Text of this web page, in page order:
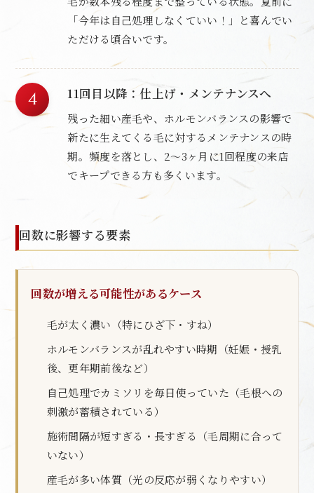
「今年は自己処理しなくていい！」と喜んでい
ただける頃合いです。
11回目以降：仕上げ・メンテナンスへ
残った細い産毛や、ホルモンバランスの影響で
新たに生えてくる毛に対するメンテナンスの時
期。頻度を落とし、2〜3ヶ月に1回程度の来店
でキープできる方も多くいます。
回数に影響する要素
回数が増える可能性があるケース
毛が太く濃い（特にひざ下・すね）
ホルモンバランスが乱れやすい時期（妊娠・授乳
後、更年期前後など）
自己処理でカミソリを毎日使っていた（毛根への
刺激が蓄積されている）
施術間隔が短すぎる・長すぎる（毛周期に合って
いない）
産毛が多い体質（光の反応が弱くなりやすい）